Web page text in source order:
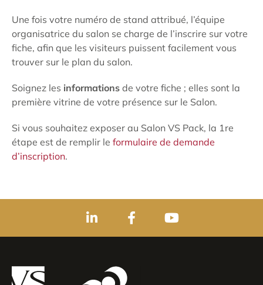
Une fois votre numéro de stand attribué, l’équipe
organisatrice du salon se charge de l’inscrire sur votre
fiche, afin que les visiteurs puissent facilement vous
trouver sur le plan du salon.
Soignez les informations de votre fiche ; elles sont la
première vitrine de votre présence sur le Salon.
Si vous souhaitez exposer au Salon VS Pack, la 1re
étape est de remplir le formulaire de demande
d’inscription.